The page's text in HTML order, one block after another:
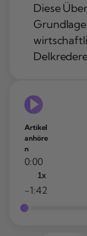
Diese
Artikel
anhöre
n
0:00
1x
-1:42